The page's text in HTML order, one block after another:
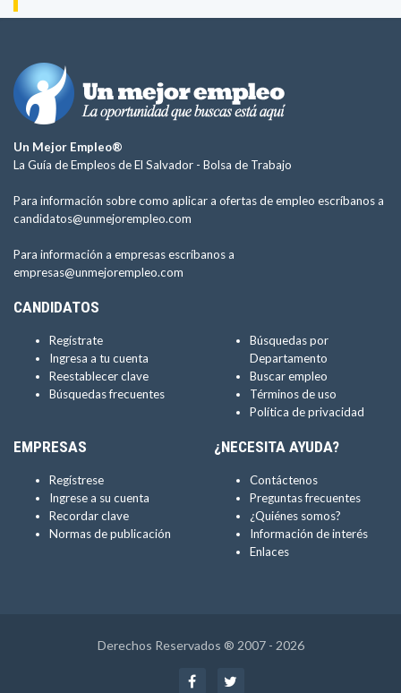
Un Mejor Empleo®
La Guía de Empleos de El Salvador - Bolsa de Trabajo
Para información sobre como aplicar a ofertas de empleo escríbanos a
candidatos@unmejorempleo.com
Para información a empresas escríbanos a
empresas@unmejorempleo.com
CANDIDATOS
Regístrate
Ingresa a tu cuenta
Reestablecer clave
Búsquedas frecuentes
Búsquedas por
Departamento
Buscar empleo
Términos de uso
Política de privacidad
EMPRESAS
Regístrese
Ingrese a su cuenta
Recordar clave
Normas de publicación
¿NECESITA AYUDA?
Contáctenos
Preguntas frecuentes
¿Quiénes somos?
Información de interés
Enlaces
Derechos Reservados ® 2007 - 2026
Facebook